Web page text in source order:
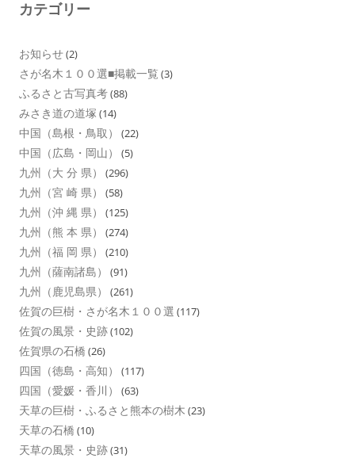
カテゴリー
お知らせ(2)
さが名木１００選■掲載一覧 (3)
ふるさと古写真考(88)
みさき道の道塚 (14)
中国（島根・鳥取） (22)
中国（広島・岡山） (5)
九州（大 分 県） (296)
九州（宮 崎 県） (58)
九州（沖 縄 県） (125)
九州（熊 本 県） (274)
九州（福 岡 県） (210)
九州（薩南諸島） (91)
九州（鹿児島県） (261)
佐賀の巨樹・さが名木１００選 (117)
佐賀の風景・史跡(102)
佐賀県の石橋 (26)
四国（徳島・高知） (117)
四国（愛媛・香川） (63)
天草の巨樹・ふるさと熊本の樹木 (23)
天草の石橋 (10)
天草の風景・史跡(31)